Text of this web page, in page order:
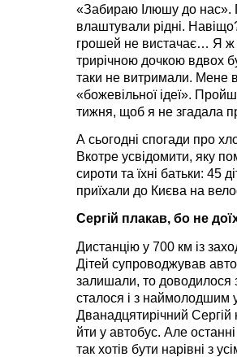
«Забираю Ілюшу до нас».
влаштували рідні.
грошей не вистачає… Я ж
трирічною дочкою вдвох
таки не витримали. Мене
«божевільної ідеї».
тижня, щоб я не згадала
А сьогодні спогади про
Вкотре усвідомити, яку
сироти та їхні батьки: 45
приїхали до Києва на
Сергій плакав, бо не
Дистанцію у 700 км із
Дітей супроводжував
залишали, то доводилося
сталося і з наймолодшим
Дванадцятирічний Сергій
йти у автобус. Але
так хотів бути нарівні з